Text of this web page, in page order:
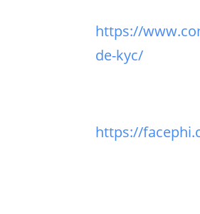
https://
de-kyc/
https://